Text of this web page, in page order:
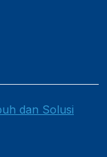
dan Solusi